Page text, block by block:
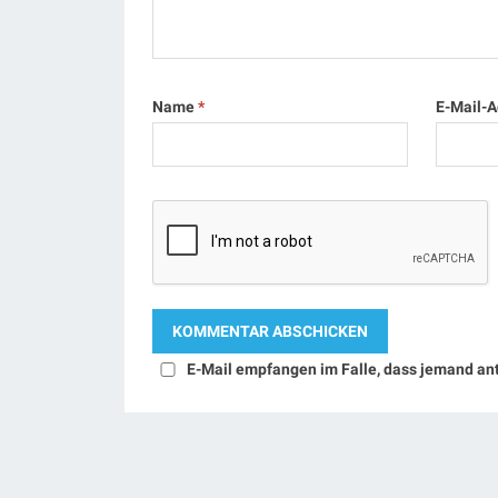
Name* E-Mail-
E-Mail empfangen im Falle, dass jemand